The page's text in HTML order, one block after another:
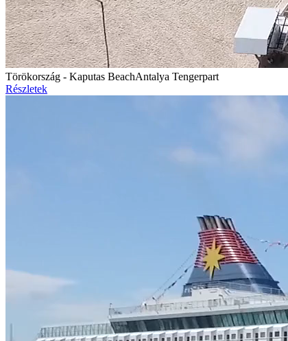
Törökország - Kaputas BeachAntalya Tengerpart
Részletek